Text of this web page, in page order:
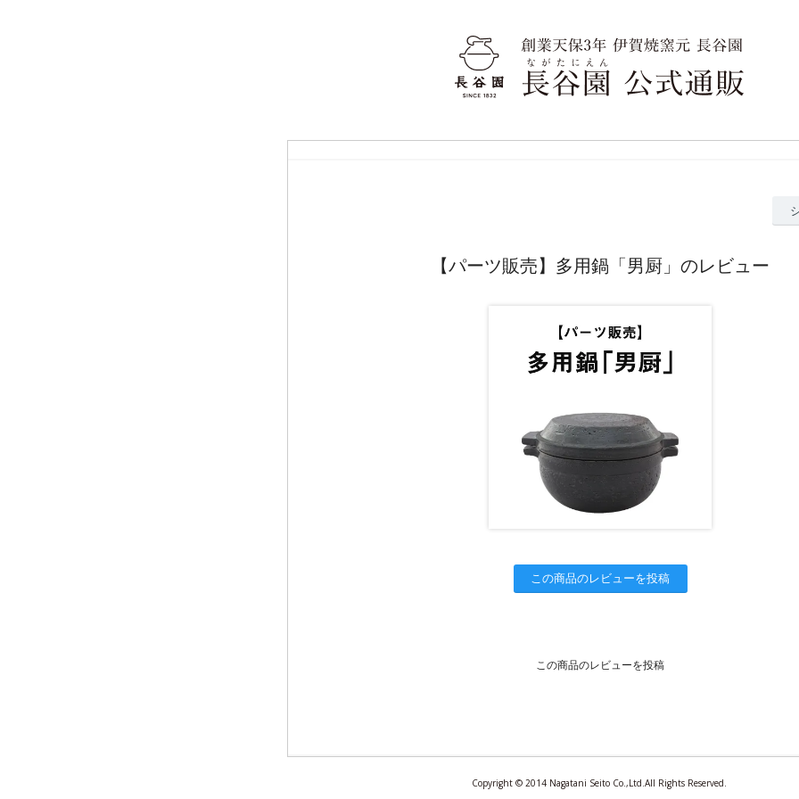
【パーツ販売】多用鍋「男厨」のレビュー
この商品のレビューを投稿
この商品のレビューを投稿
Copyright © 2014 Nagatani Seito Co.,Ltd.All Rights Reserved.